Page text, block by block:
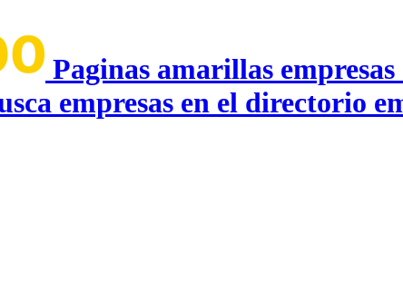
Paginas amarillas
empresas en el directorio